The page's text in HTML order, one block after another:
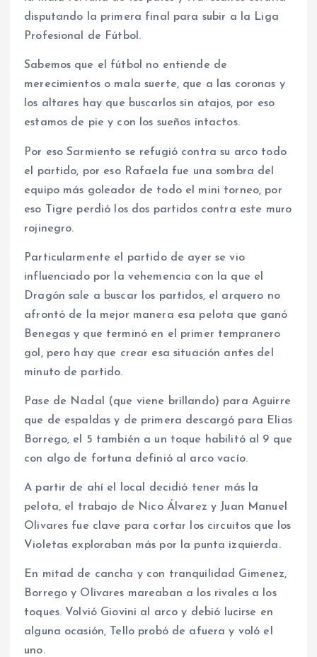
disputando la primera final para subir a la Liga
Profesional de Fútbol.
Sabemos que el fútbol no entiende de
merecimientos o mala suerte, que a las coronas y
los altares hay que buscarlos sin atajos, por eso
estamos de pie y con los sueños intactos.
Por eso Sarmiento se refugió contra su arco todo
el partido, por eso Rafaela fue una sombra del
equipo más goleador de todo el mini torneo, por
eso Tigre perdió los dos partidos contra este muro
rojinegro.
Particularmente el partido de ayer se vio
influenciado por la vehemencia con la que el
Dragón sale a buscar los partidos, el arquero no
afrontó de la mejor manera esa pelota que ganó
Benegas y que terminó en el primer tempranero
gol, pero hay que crear esa situación antes del
minuto de partido.
Pase de Nadal (que viene brillando) para Aguirre
que de espaldas y de primera descargó para Elias
Borrego, el 5 también a un toque habilitó al 9 que
con algo de fortuna definió al arco vacío.
A partir de ahí el local decidió tener más la
pelota, el trabajo de Nico Álvarez y Juan Manuel
Olivares fue clave para cortar los circuitos que los
Violetas exploraban más por la punta izquierda.
En mitad de cancha y con tranquilidad Gimenez,
Borrego y Olivares mareaban a los rivales a los
toques. Volvió Giovini al arco y debió lucirse en
alguna ocasión, Tello probó de afuera y voló el
uno.